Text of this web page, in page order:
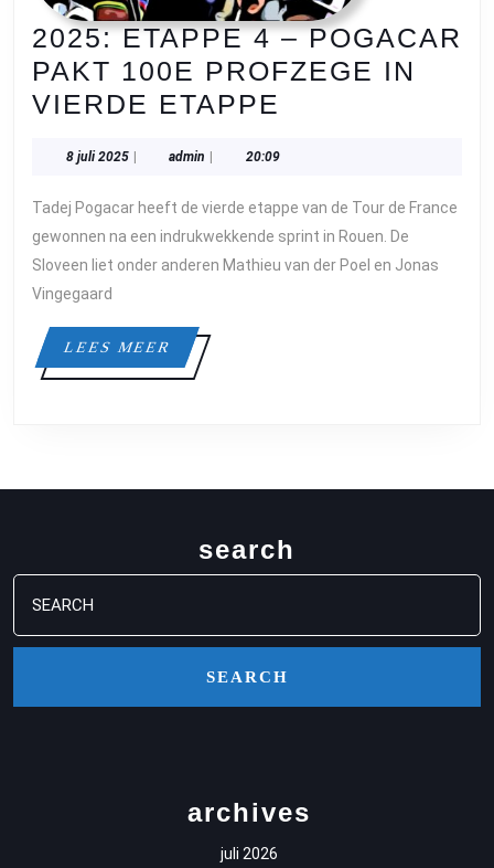
2025: ETAPPE 4 – POGACAR
PAKT 100E PROFZEGE IN
VIERDE ETAPPE
–
POGACAR
PAKT
8 juli 20258
admin admin 20:09
Tadej Pogacar heeft de vierde etappe van de Tour de France
gewonnen na een indrukwekkende sprint in Rouen. De
Sloveen liet onder anderen Mathieu van der Poel en Jonas
Vingegaard
LEES MEERLEES
MEER
search
Search
for:
archives
juli 2026